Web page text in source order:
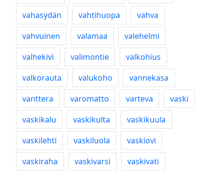
vahasydän
vahtihuopa
vahva
vahvuinen
valamaa
valehelmi
valhekivi
valimontie
valkohius
valkorauta
valukoho
vannekasa
vanttera
varomatto varteva
vaski
vaskikalu
vaskikulta
vaskikuula
vaskilehti
vaskiluola
vaskiovi
vaskiraha
vaskivarsi
vaskivati